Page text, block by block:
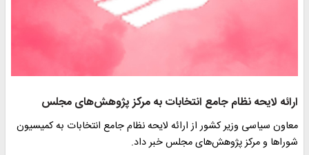
ارائه لایحه نظام جامع انتخابات به مرکز پژوهش‌های مجلس
معاون سیاسی وزیر کشور از ارائه لایحه نظام جامع انتخابات به کمیسیون
شوراها و مرکز پژوهش‌های مجلس خبر داد.